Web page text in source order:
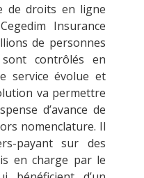
de droits en ligne
Insurance
de personnes
contrôlés en
service évolue et
va permettre
d’avance de
nomenclature. Il
payant sur des
en charge par le